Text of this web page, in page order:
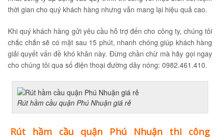
thời gian cho quý khách hàng nhưng vẫn mang lại hiệu quả cao.
Khi quý khách hàng gửi yêu cầu hỗ trợ đến cho công ty, chúng tôi
chắc chắn sẽ có mặt sau 15 phút, nhanh chóng giúp khách hàng
giải quyết vấn đề khó khăn này. Đừng chần chừ mà hãy gọi ngay
cho chúng tôi qua số điện thoại đường dây nóng: 0982.461.410.
Rút hầm cầu quận Phú Nhuận giá rẻ
Rút hầm cầu quận Phú Nhuận thi công